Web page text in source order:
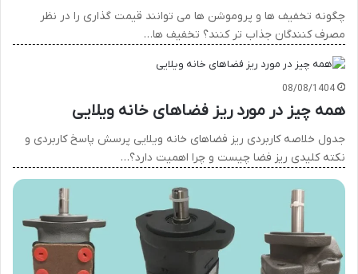
چگونه تخفیف ها و پروموشن ها می توانند قیمت گذاری را در نظر
مصرف کنندگان جذاب تر کنند؟ تخفیف ها…
08/08/1404
همه چیز در مورد ریز فضاهای خانه ویلایی
جدول خلاصه کاربردی ریز فضاهای خانه ویلایی پرسش پاسخ کاربردی و
نکته کلیدی ریز فضا چیست و چرا اهمیت دارد؟…